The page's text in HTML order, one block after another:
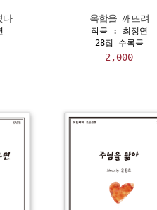
다 옥합을 깨뜨려
작곡 : 최정연
28집 수록곡
2,000